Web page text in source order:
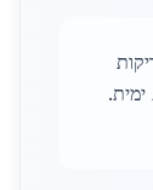
5 שנים, בדיקות
ימית.